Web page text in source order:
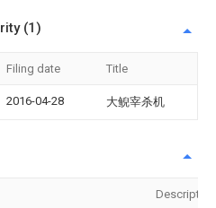
(1)
Filing date Title
2016-04-28 大鲵宰杀机
Description